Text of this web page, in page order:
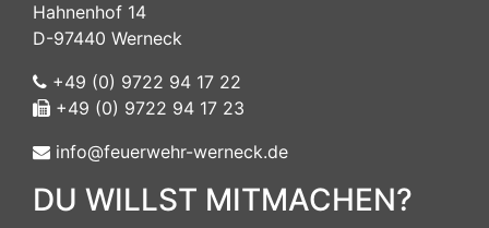
Hahnenhof 14
D-97440 Werneck
+49 (0) 9722 94 17 22
+49 (0) 9722 94 17 23
info@feuerwehr-werneck.de
DU WILLST MITMACHEN?